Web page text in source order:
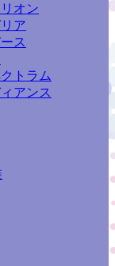
オン
ア
ス
トラム
アンス